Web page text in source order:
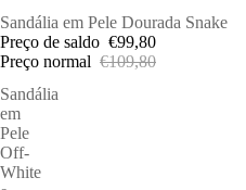
PROMOÇÕES
Sandália em Pele Dourada Snake
Preço de saldo €99,80
Preço normal €109,80
Sandália
em
Pele
Off-
White